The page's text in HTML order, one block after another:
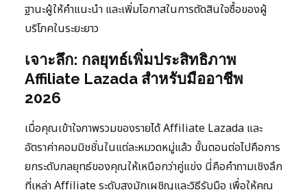
ฐานะผู้ให้คำแนะนำ และเพิ่มโอกาสในการตัดสินใจซื้อของผู้
บริโภคในระยะยาว
เจาะลึก: กลยุทธ์เพิ่มประสิทธิภาพ
Affiliate Lazada สำหรับมืออาชีพ
2026
เมื่อคุณเข้าใจภาพรวมของรายได้ Affiliate Lazada และ
อัตราค่าคอมมิชชั่นในแต่ละหมวดหมู่แล้ว ขั้นตอนต่อไปคือการ
ยกระดับกลยุทธ์ของคุณให้เหนือกว่าคู่แข่ง นี่คือคำถามเชิงลึก
ที่เหล่า Affiliate ระดับสูงมักเผชิญและวิธีรับมือ เพื่อให้คุณ